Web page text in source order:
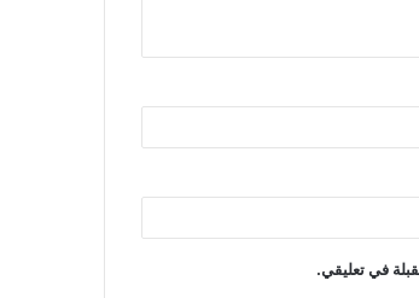
في تعليقي.